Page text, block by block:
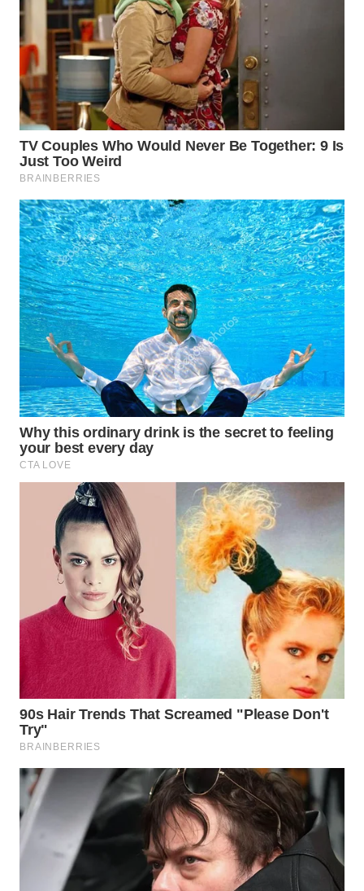
SULUT
WN
MALUKU
WN
MALUT
WN
WN
DANAU
TOBA
WN
NIAS
WN
LANGKAT
WN
TAPANULI
SELATAN
WN
TANJUNG
LESUNG
KARO
WN
SIMALUNGUN
WN
LABUHANBATU
WN
TAPANULI
TENGAH
SERDANG